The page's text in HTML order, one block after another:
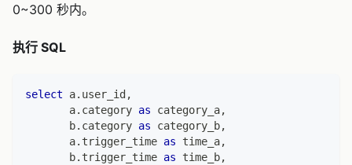
0~300 秒内。
执行 SQL
select a. user_id ,
       a
. category as category_a,
       b
. category as category_b,
       a
. trigger_time as time_a,
       b
. trigger_time as time_b,